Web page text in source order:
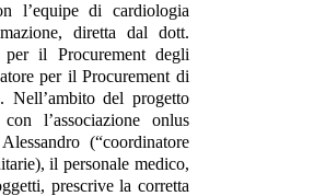
l’equipe di cardiologia
diretta dal dott.
per il Procurement degli
per il Procurement di
Nell’ambito del progetto
l’associazione onlus
(“coordinatore
il personale medico,
prescrive la corretta